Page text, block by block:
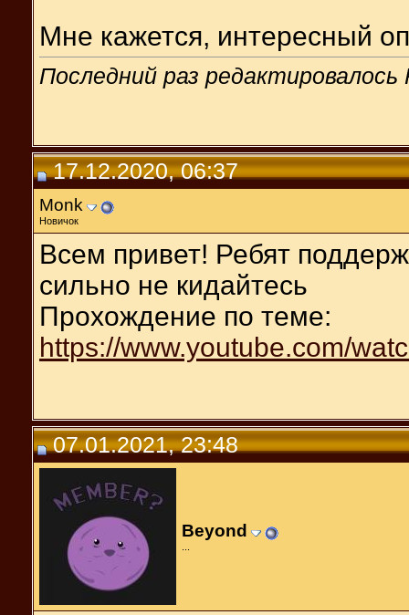
Мне кажется, интересный
Последний раз
17.12.2020, 06:37
Monk
Новичок
Всем привет! Ребят
сильно не кидайтесь
Прохождение по теме:
https://www.youtube.com/
07.01.2021, 23:48
Beyond